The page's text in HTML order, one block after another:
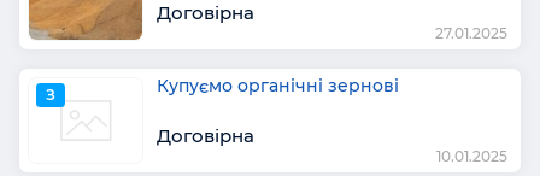
Договірна
27.01.2025
З Купуємо органічні зернові
Договірна
10.01.2025